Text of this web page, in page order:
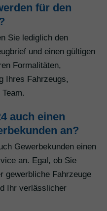
für den
Sie lediglich den
und einen gültigen
Formalitäten,
Ihres Fahrzeugs,
auch einen
an?
Gewerbekunden einen
an. Egal, ob Sie
gewerbliche Fahrzeuge
Ihr verlässlicher